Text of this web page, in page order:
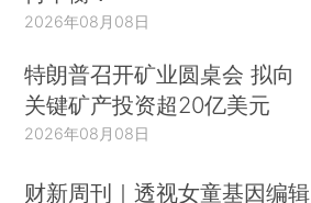
2026年08月08日
特朗普召开矿业圆桌会 拟向
关键矿产投资超20亿美元
2026年08月08日
财新周刊｜透视女童基因编辑